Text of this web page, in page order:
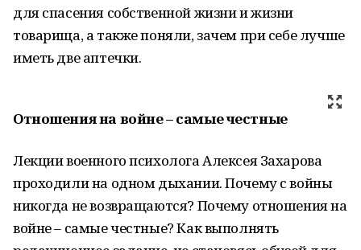
для спасения собственной жизни и жизни
товарища, а также поняли, зачем при себе лучше
иметь две аптечки.
Отношения на войне – самые честные
Лекции военного психолога Алексея Захарова
проходили на одном дыхании. Почему с войны
никогда не возвращаются? Почему отношения на
войне – самые честные? Как выполнять